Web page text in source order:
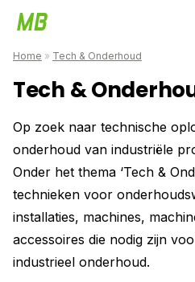
Home » Tech & Onderhoud
Tech &
Op zoek naar technische
onderhoud van industriële
Onder het thema ‘Tech &
technieken voor
installaties, machines,
accessoires die nodig zijn
industrieel onderhoud.